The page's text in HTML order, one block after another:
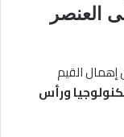
العنصر
إهمال القيم
ورأس